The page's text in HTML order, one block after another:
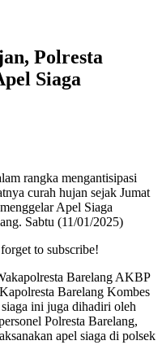
Polresta
Siaga
rangka mengantisipasi
curah hujan sejak Jumat
Apel Siaga
Sabtu (11/01/2025)
to subscribe!
Barelang AKBP
Barelang Kombes
ini juga dihadiri oleh
Polresta Barelang,
apel siaga di polsek